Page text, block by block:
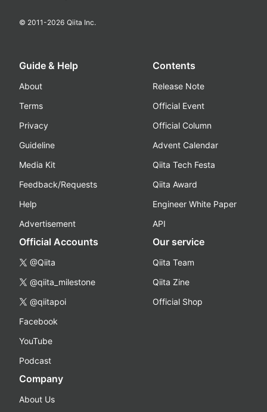
© 2011-2026 Qiita Inc.
Guide & Help
About
Terms
Privacy
Guideline
Media Kit
Feedback/Requests
Help
Advertisement
Contents
Release Note
Official Event
Official Column
Advent Calendar
Qiita Tech Festa
Qiita Award
Engineer White Paper
API
Official Accounts
@Qiita
@qiita_milestone
@qiitapoi
Facebook
YouTube
Podcast
Our service
Qiita Team
Qiita Zine
Official Shop
Company
About Us